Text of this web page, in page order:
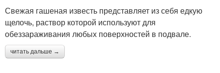
Свежая гашеная известь представляет из себя едкую
щелочь, раствор которой используют для
обеззараживания любых поверхностей в подвале.
читать дальше →